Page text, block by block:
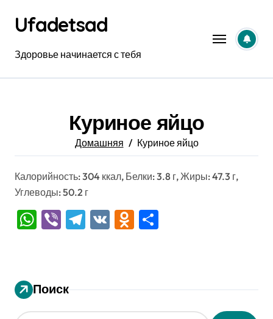
содержанию
Ufadetsad
Здоровье начинается с тебя
Куриное яйцо
Домашняя Куриное яйцо
Калорийность: 304 ккал, Белки: 3.8 г, Жиры: 47.3 г,
Углеводы: 50.2 г
WhatsApp
ViberTelegram
VK Odnoklassniki
Поиск